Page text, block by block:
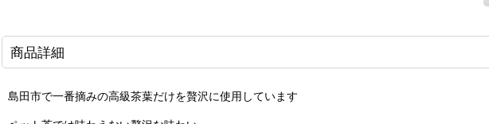
商品詳細
島田市で一番摘みの高級茶葉だけを贅沢に使用しています